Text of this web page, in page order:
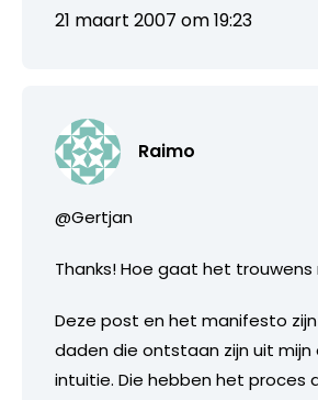
21 maart 2007 om 19:23
Raimo
@Gertjan
Thanks! Hoe gaat het trouwens
Deze post en het manifesto
daden die ontstaan zijn uit mijn
intuitie. Die hebben het proces